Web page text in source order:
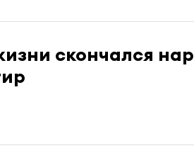
скончался